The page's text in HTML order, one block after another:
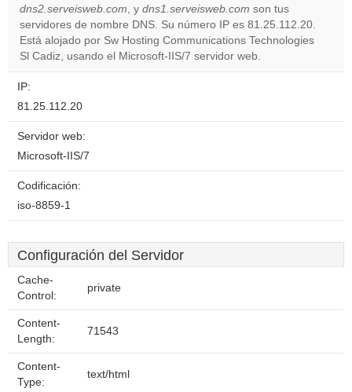
Do you
own this
website?
OK
dns2.serveisweb.com, y dns1.serveisweb.com son tus
servidores de nombre DNS. Su número IP es 81.25.112.20.
Está alojado por Sw Hosting Communications Technologies
Sl Cadiz, usando el Microsoft-IIS/7 servidor web.
IP:
81.25.112.20
Servidor web:
Microsoft-IIS/7
Codificación:
iso-8859-1
Configuración del Servidor
Cache-
Control:
private
Content-
Length:
71543
Content-
Type:
text/html